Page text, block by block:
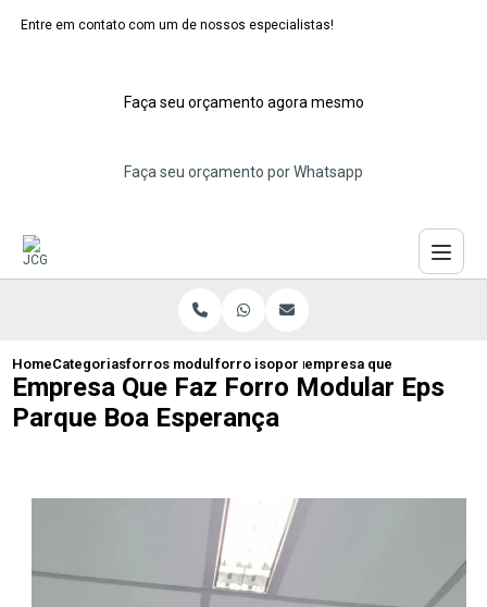
Entre em contato com um de nossos especialistas!
Faça seu orçamento agora mesmo
Faça seu orçamento por Whatsapp
HomeCategoriasforros modulares de isopor
forro isopor modular santo andre
empresa que faz forro
Empresa Que Faz Forro Modular Eps
Parque Boa Esperança